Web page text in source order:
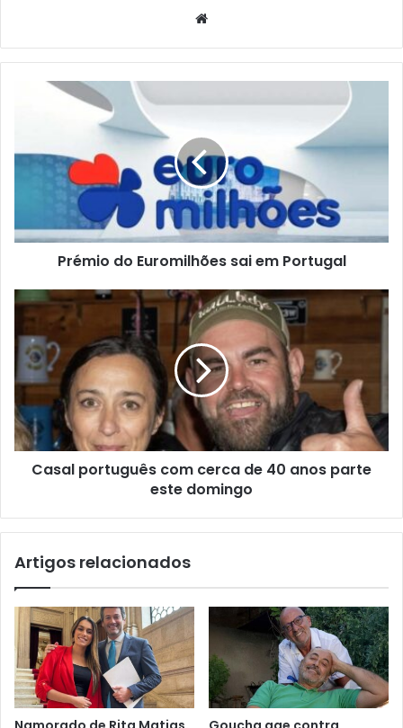
Website
Prémio do Euromilhões sai em Portugal
Casal português com cerca de 40 anos parte
este domingo
Artigos relacionados